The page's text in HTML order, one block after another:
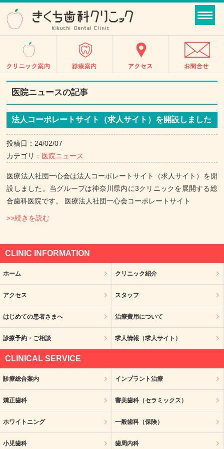
医院ニュースの記事
法人コーポレートサイト（求人サイト）を開設しました
投稿日：24/02/07
カテゴリ： 医院ニュース
医療法人社団一心会は法人コーポレートサイト（求人サイト）を開
設しました。当グループは神奈川県内に3クリニックを展開する総
合歯科医院です。 医療法人社団一心会コーポレートサイト
>>続きを読む
CLINIC INFORMATION
ホーム クリニック紹介
アクセス スタッフ
はじめての患者さまへ 治療費用について
診療予約・ご相談 求人情報（求人サイト）
CLINICAL SERVICE
診療総合案内 インプラント治療
矯正歯科 審美歯科（セラミックス）
ホワイトニング 一般歯科（保険）
小児歯科 歯周内科